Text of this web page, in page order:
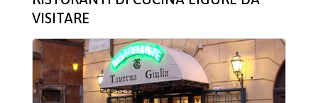
VISITARE